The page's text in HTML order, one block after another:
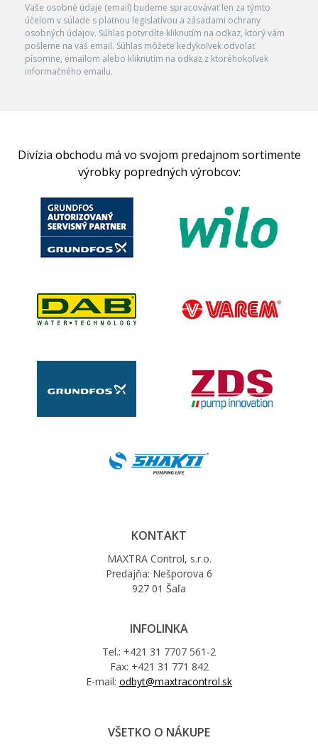
Vaše osobné údaje (email) budeme spracovávať len za týmto
účelom v súlade s platnou legislatívou a zásadami ochrany
osobných údajov. Súhlas potvrdíte kliknutím na odkaz, ktorý vám
pošleme na váš email. Súhlas môžete kedykoľvek odvolať
písomne, emailom alebo kliknutím na odkaz z ktoréhokoľvek
informačného emailu.
Divízia obchodu má vo svojom predajnom sortimente
výrobky popredných výrobcov:
KONTAKT
MAXTRA Control, s.r.o.
Predajňa: Nešporova 6
927 01 Šaľa
INFOLINKA
Tel.: +421 31 7707 561-2
Fax: +421 31 771 842
E-mail: odbyt@maxtracontrol.sk
VŠETKO O NÁKUPE